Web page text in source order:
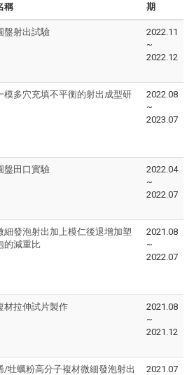
稱
期
盤射出試驗
2022.11
~
2022.12
模多穴充填不平衡的射出成型研
2022.08
~
2023.07
盤田口實驗
2022.04
~
2022.07
細發泡射出加上模仁後退增加塑
的減重比
2021.08
~
2022.07
材拉伸試片製作
2021.08
~
2021.12
/牡蠣粉高分子複材微細發泡射出
2021.07